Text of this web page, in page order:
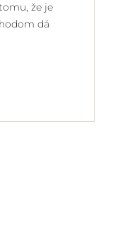
že je
dá